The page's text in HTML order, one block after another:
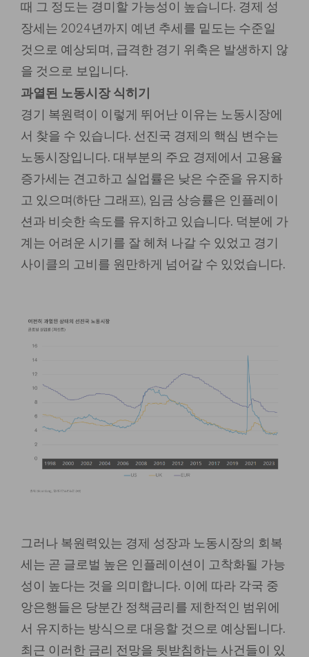
때 그 정도는 경미할 가능성이 높습니다. 경제 성
장세는 2024년까지 예년 추세를 밑도는 수준일
것으로 예상되며, 급격한 경기 위축은 발생하지 않
을 것으로 보입니다.
과열된 노동시장 식히기
경기 복원력이 이렇게 뛰어난 이유는 노동시장에
서 찾을 수 있습니다. 선진국 경제의 핵심 변수는
노동시장입니다. 대부분의 주요 경제에서 고용율
증가세는 견고하고 실업률은 낮은 수준을 유지하
고 있으며(하단 그래프), 임금 상승률은 인플레이
션과 비슷한 속도를 유지하고 있습니다. 덕분에 가
계는 어려운 시기를 잘 헤쳐 나갈 수 있었고 경기
사이클의 고비를 원만하게 넘어갈 수 있었습니다.
그러나 복원력있는 경제 성장과 노동시장의 회복
세는 곧 글로벌 높은 인플레이션이 고착화될 가능
성이 높다는 것을 의미합니다. 이에 따라 각국 중
앙은행들은 당분간 정책금리를 제한적인 범위에
서 유지하는 방식으로 대응할 것으로 예상됩니다.
최근 이러한 금리 전망을 뒷받침하는 사건들이 있